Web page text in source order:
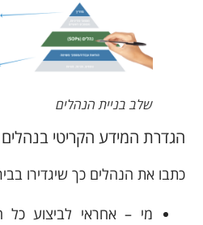
שלב בניית הנהלים
הגדרת המידע הקריטי בנהלים
כתבו את הנהלים כך שיגדירו
מי – אחראי לביצוע כל